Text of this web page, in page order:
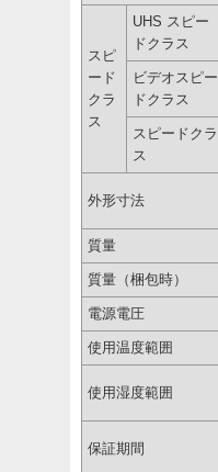
スピ
ード
クラ
ス
UHS スピー
ドクラス
ビデオスピー
ドクラス
スピードクラ
ス
外形寸法
質量
質量（梱包時）
電源電圧
使用温度範囲
使用湿度範囲
保証期間